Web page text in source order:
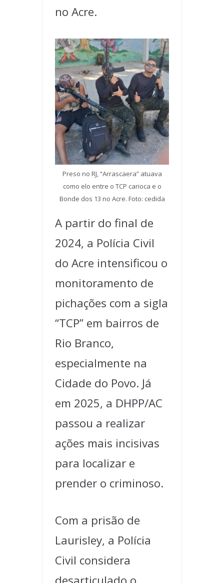
no Acre.
Preso no RJ, “Arrascaera” atuava
como elo entre o TCP carioca e o
Bonde dos 13 no Acre. Foto: cedida
A partir do final de
2024, a Polícia Civil
do Acre intensificou o
monitoramento de
pichações com a sigla
“TCP” em bairros de
Rio Branco,
especialmente na
Cidade do Povo. Já
em 2025, a DHPP/AC
passou a realizar
ações mais incisivas
para localizar e
prender o criminoso.
Com a prisão de
Laurisley, a Polícia
Civil considera